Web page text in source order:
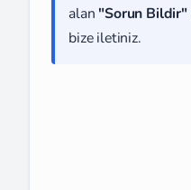
alan "Sorun Bildir"
bize iletiniz.